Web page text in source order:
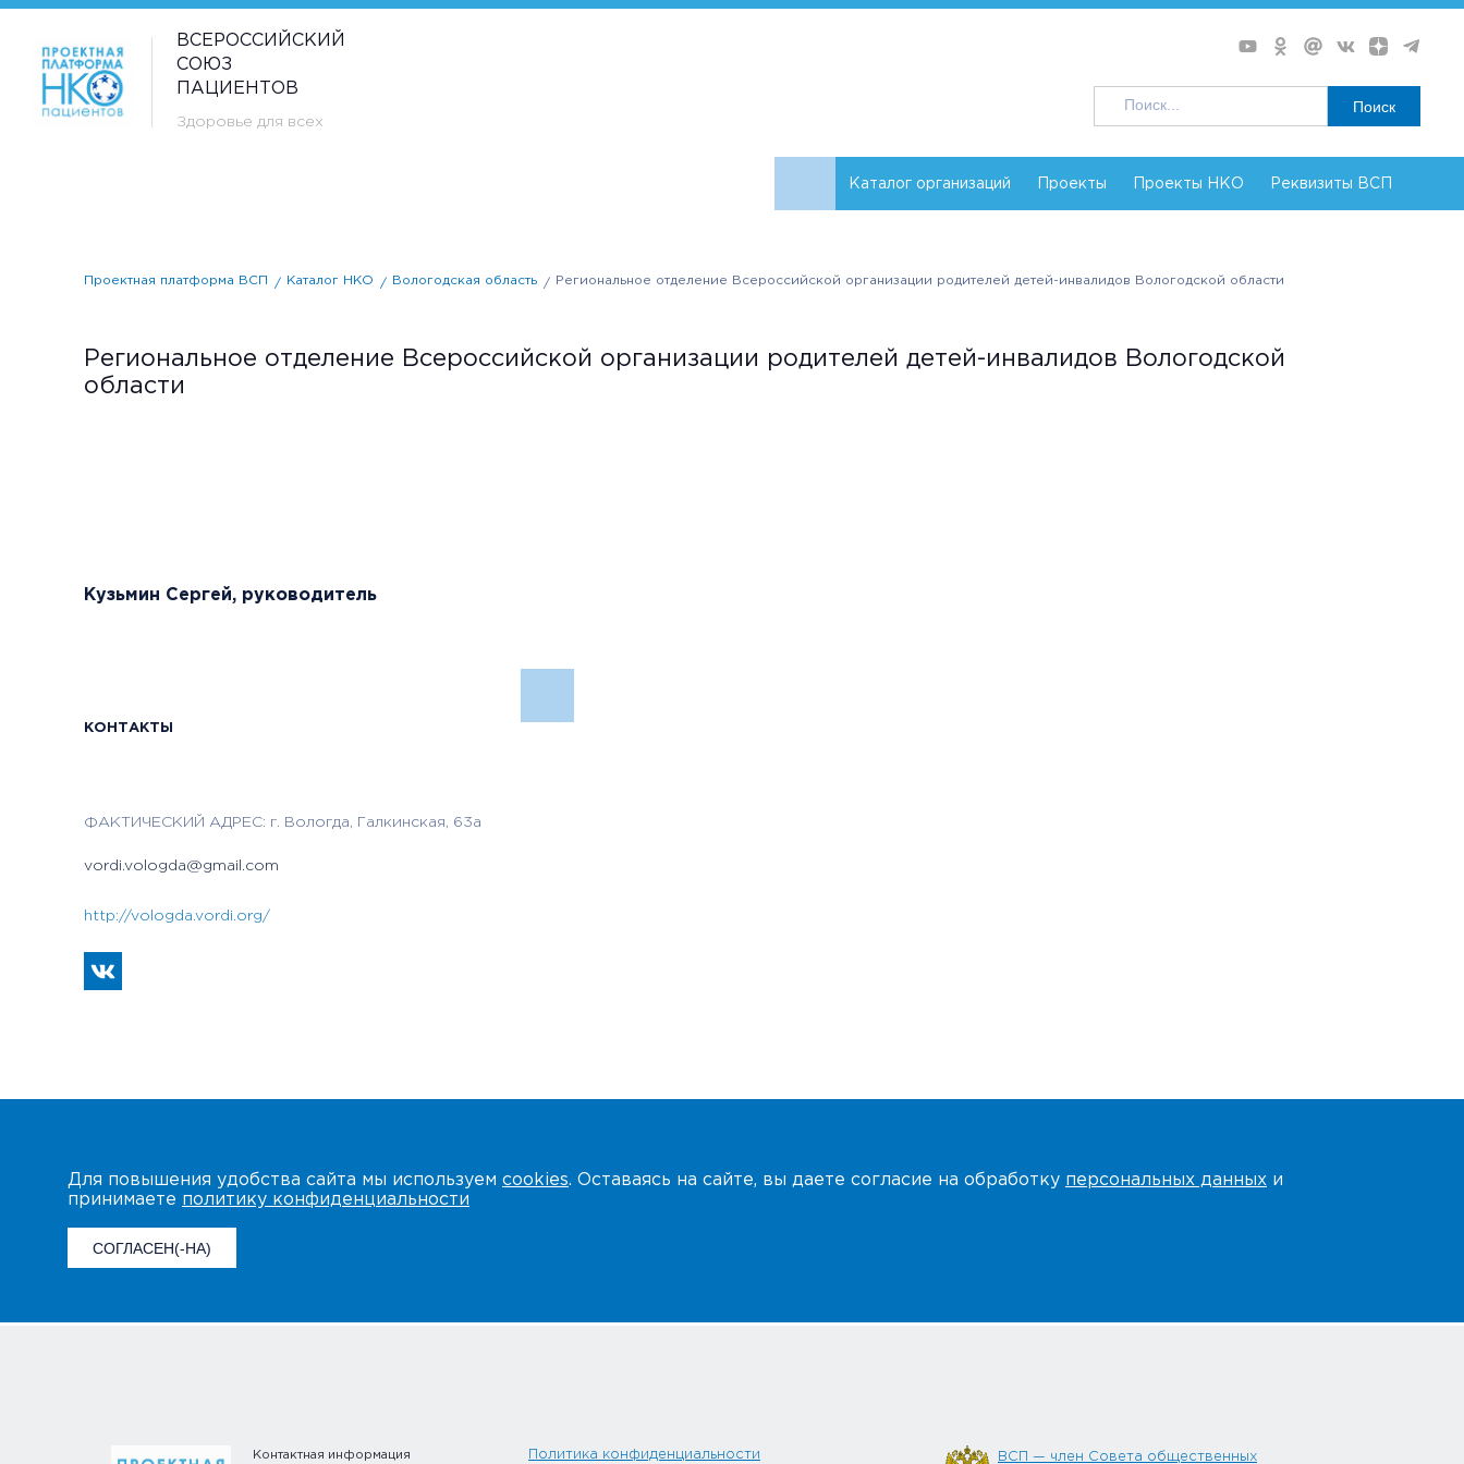
ВСЕРОССИЙСКИЙ
СОЮЗ
ПАЦИЕНТОВ
Здоровье для всех
Поиск
Каталог организаций Проекты Проекты НКО Реквизиты ВСП
Проектная платформа ВСП Каталог НКО Вологодская область Региональное отделение Всероссийской организации родителей детей-инвалидов Вологодской области
Региональное отделение Всероссийской организации родителей детей-инвалидов Вологодской
области
Кузьмин Сергей, руководитель
КОНТАКТЫ
ФАКТИЧЕСКИЙ АДРЕС: г. Вологда, Галкинская, 63а
vordi.vologda@gmail.com
http://vologda.vordi.org/
Для повышения удобства сайта мы используем cookies. Оставаясь на сайте, вы даете согласие на обработку персональных данных и
принимаете политику конфиденциальности
СОГЛАСЕН(-НА)
Контактная информация Политика конфиденциальности ВСП — член Совета общественных